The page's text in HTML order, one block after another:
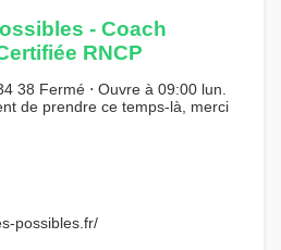
- Coach
RNCP
38 Fermé ⋅ Ouvre à 09:00 lun.
de prendre ce temps-là, merci
possibles.fr/